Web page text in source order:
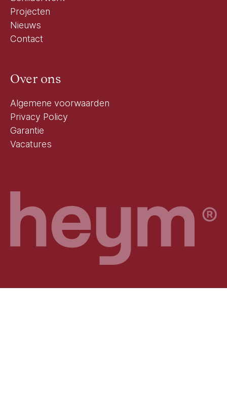
Projecten
Nieuws
Contact
Over ons
Algemene voorwaarden
Privacy Policy
Garantie
Vacatures